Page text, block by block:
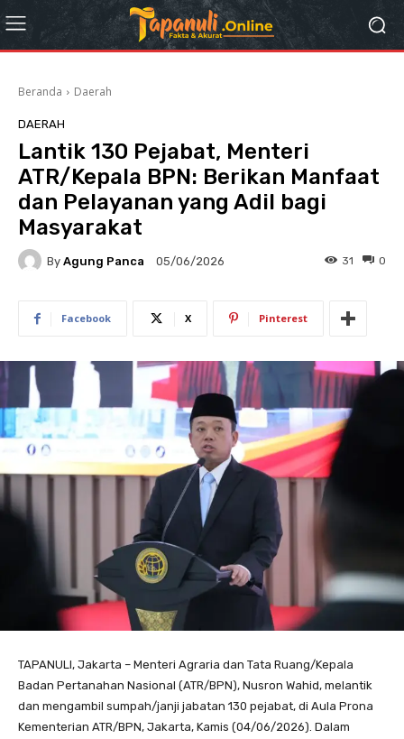
Beranda Daerah
DAERAH
Lantik 130 Pejabat, Menteri
ATR/Kepala BPN: Berikan Manfaat
dan Pelayanan yang Adil bagi
Masyarakat
By Agung Panca 05/06/2026 0
31
Facebook X Pinterest
TAPANULI, Jakarta – Menteri Agraria dan Tata Ruang/Kepala
Badan Pertanahan Nasional (ATR/BPN), Nusron Wahid, melantik
dan mengambil sumpah/janji jabatan 130 pejabat, di Aula Prona
Kementerian ATR/BPN, Jakarta, Kamis (04/06/2026). Dalam